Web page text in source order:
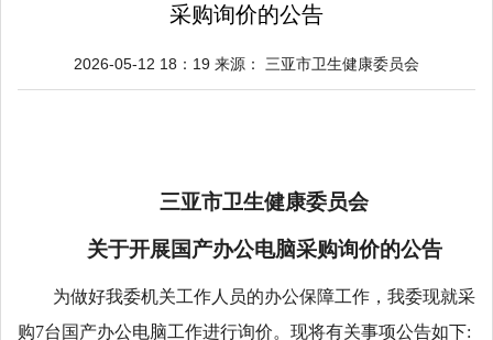
采购询价的公告
2026-05-12 18：19 来源： 三亚市卫生健康委员会
三亚市卫生健康委员会
关于开展国产办公电脑采购询价的公告
为做好我委机关工作人员的办公保障工作，我委现就采
购7台国产办公电脑工作进行询价。现将有关事项公告如下: